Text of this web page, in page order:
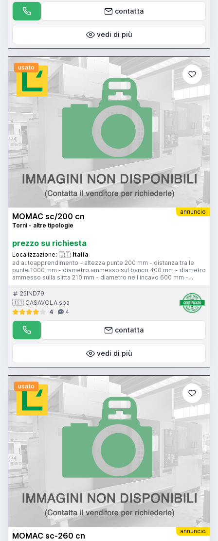
contatta
vedi di più
usato
annuncio
MOMAC sc/200 cn
Torni - altre tipologie
prezzo su richiesta
Localizzazione: 🇮🇹 Italia
ad autoapprendimento - altezza punte 200 mm - distanza tra le
punte 1000 mm - diametro ammesso sul banco 400 mm - diametro
ammesso sulla slitta 210 mm - diametro nell incavo 600 mm -
passaggio barra 52 mm - 3 gamme – velocità mandrino da 0 a
2300 giri/min - 7,5 hp - torretta 4 posizioni - avanzamento di lavoro
0-3000 mm/min - avanzamento rapido 5000 mm/min - unita di
governo Fagor
25IND79
🇮🇹 CASAVOLA spa
4
4
contatta
vedi di più
usato
annuncio
MOMAC sc-260 cn